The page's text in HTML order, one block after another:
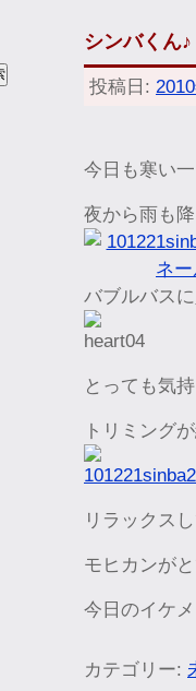
シンバくん♪
投稿日:
今日も寒い
夜から雨も
バブルバス
とっても気
トリミング
リラックス
モヒカンが
今日のイケ
カテゴリー: